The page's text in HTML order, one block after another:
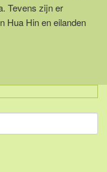
Tevens zijn er
Hua Hin en eilanden